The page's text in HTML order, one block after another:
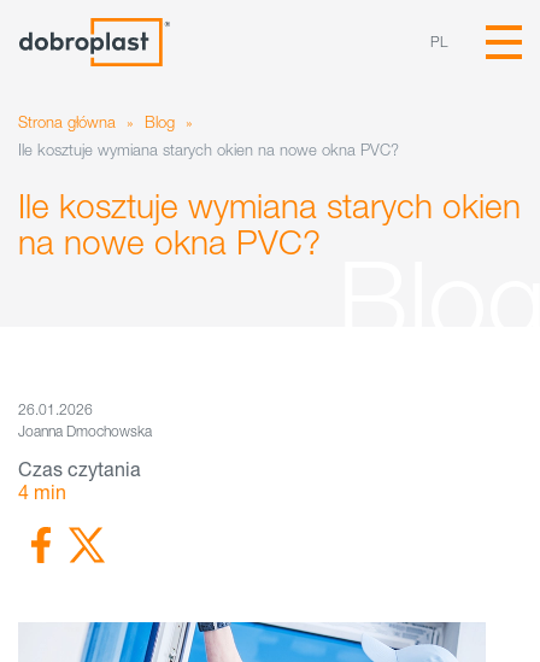
PL
Strona główna » Blog
»
Ile kosztuje wymiana starych okien na nowe okna PVC?
Ile kosztuje wymiana starych okien
na nowe okna PVC?
26.01.2026
Joanna Dmochowska
Czas czytania
4 min